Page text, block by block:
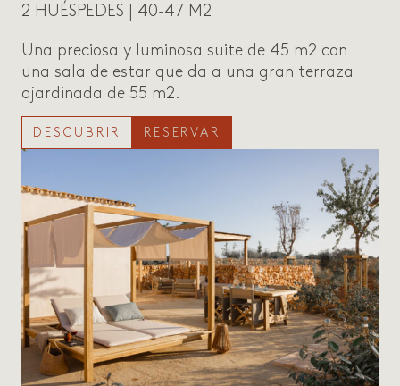
2 HUÉSPEDES | 40-47 M2
Una preciosa y luminosa suite de 45 m2 con
una sala de estar que da a una gran terraza
ajardinada de 55 m2.
DESCUBRIR RESERVAR